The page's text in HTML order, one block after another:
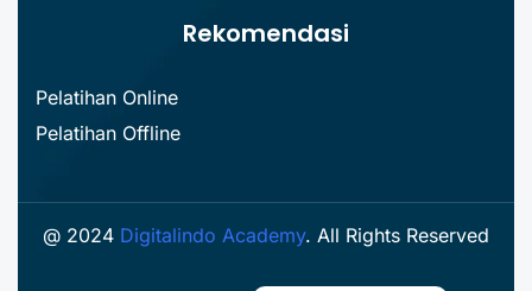
Rekomendasi
Pelatihan Online
Pelatihan Offline
@ 2024 Digitalindo Academy. All Rights Reserved